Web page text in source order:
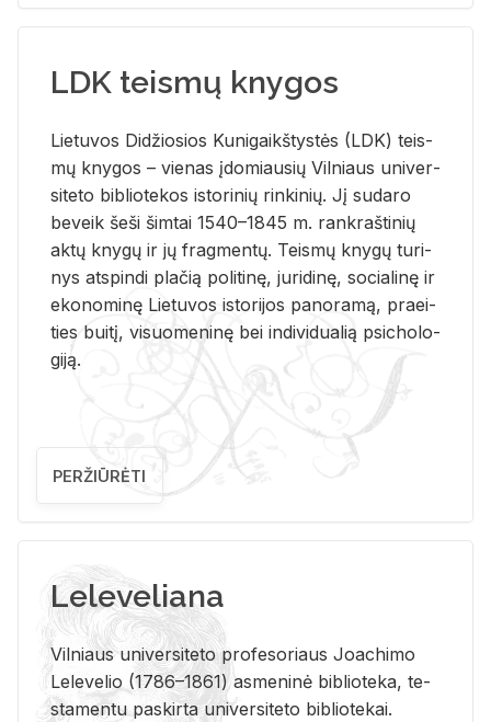
LDK teismų knygos
Lie­tu­vos Di­džio­sios Ku­ni­gaikš­tys­tės (LDK) teis­
mų kny­gos – vie­nas įdo­miau­sių Vil­niaus uni­ver­
si­te­to bi­b­lio­te­kos is­to­ri­nių rin­ki­nių. Jį su­da­ro
be­veik šeši šim­tai 1540–1845 m. rank­raš­ti­nių
aktų kny­gų ir jų frag­men­tų. Teis­mų kny­gų tu­ri­
nys at­spin­di pla­čią po­li­ti­nę, ju­ri­di­nę, so­cia­li­nę ir
eko­no­mi­nę Lie­tu­vos is­to­ri­jos pa­no­ra­mą, pra­ei­
ties bui­tį, vi­suo­me­ni­nę bei in­di­vi­dua­lią psi­cho­lo­
gi­ją.
PERŽIŪRĖTI
Leleveliana
Vil­niaus uni­ver­si­te­to pro­fe­so­riaus Jo­a­chi­mo
Le­le­ve­lio (1786–1861) as­me­ni­nė bi­b­lio­te­ka, te­
sta­men­tu pa­skir­ta uni­ver­si­te­to bi­b­lio­te­kai.